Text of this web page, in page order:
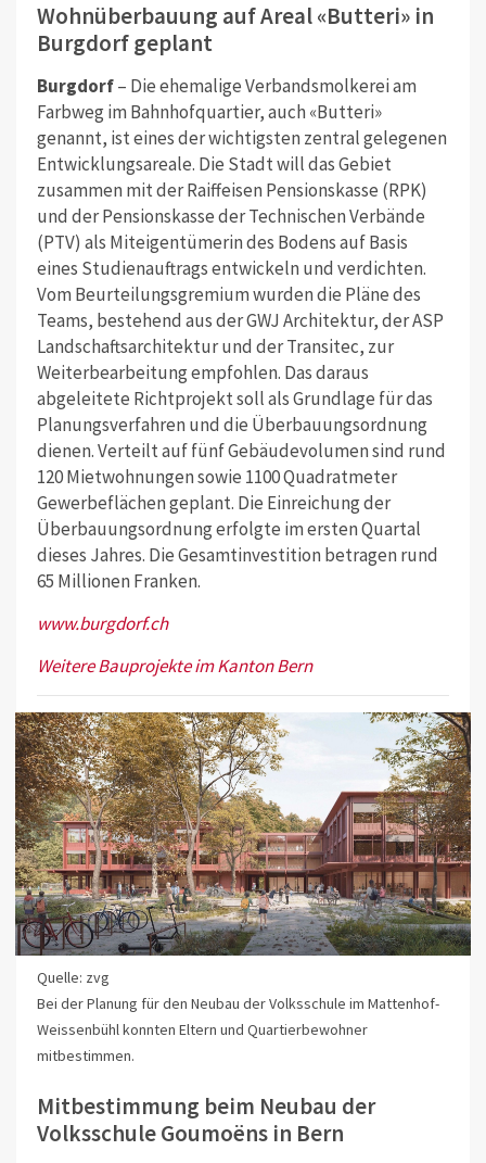
Wohnüberbauung auf Areal «Butteri» in
Burgdorf geplant
Burgdorf– Die ehemalige Verbandsmolkerei am
Farbweg im Bahnhofquartier, auch «Butteri»
genannt, ist eines der wichtigsten zentral gelegenen
Entwicklungsareale. Die Stadt will das Gebiet
zusammen mit der Raiffeisen Pensionskasse (RPK)
und der Pensionskasse der Technischen Verbände
(PTV) als Miteigentümerin des Bodens auf Basis
eines Studienauftrags entwickeln und verdichten.
Vom Beurteilungsgremium wurden die Pläne des
Teams, bestehend aus der GWJ Architektur, der ASP
Landschaftsarchitektur und der Transitec, zur
Weiterbearbeitung empfohlen. Das daraus
abgeleitete Richtprojekt soll als Grundlage für das
Planungsverfahren und die Überbauungsordnung
dienen. Verteilt auf fünf Gebäudevolumen sind rund
120 Mietwohnungen sowie 1100 Quadratmeter
Gewerbeflächen geplant. Die Einreichung der
Überbauungsordnung erfolgte im ersten Quartal
dieses Jahres. Die Gesamtinvestition betragen rund
65 Millionen Franken.
www.burgdorf.ch
Weitere Bauprojekte im Kanton Bern
Quelle: zvg
Bei der Planung für den Neubau der Volksschule im Mattenhof-
Weissenbühl konnten Eltern und Quartierbewohner
mitbestimmen.
Mitbestimmung beim Neubau der
Volksschule Goumoëns in Bern